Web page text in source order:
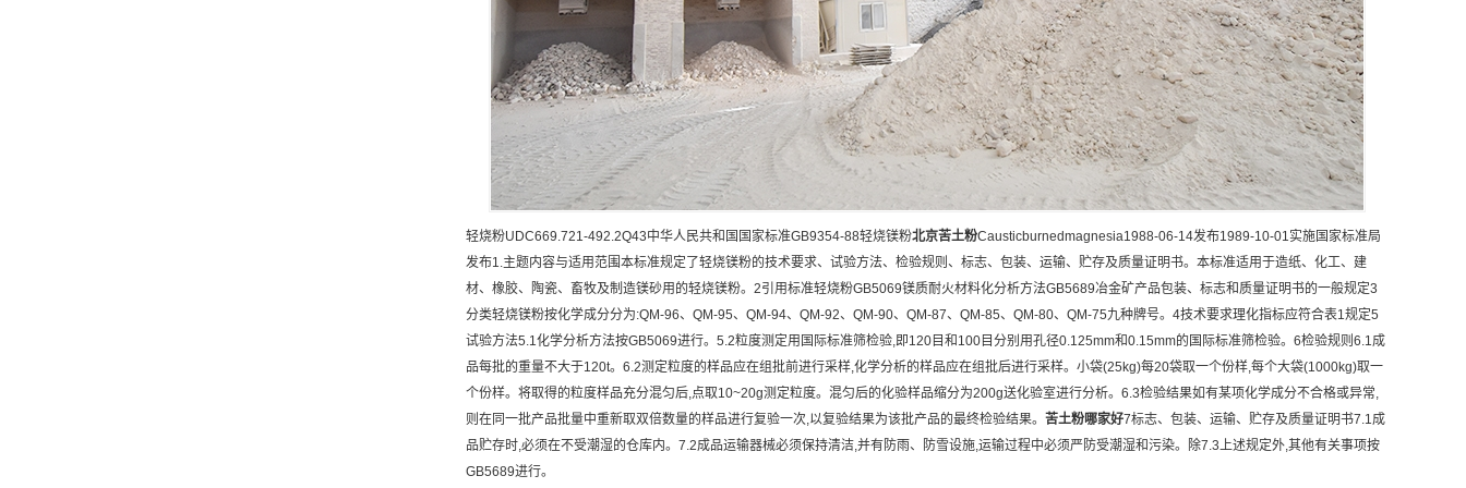
轻烧粉UDC669.721-492.2Q43中华人民共和国国家标准GB9354-88轻烧镁粉北京苦土粉Causticburnedmagnesia1988-06-14发布1989-10-01实施国家标准局
发布1.主题内容与适用范围本标准规定了轻烧镁粉的技术要求、试验方法、检验规则、标志、包装、运输、贮存及质量证明书。本标准适用于造纸、化工、建
材、橡胶、陶瓷、畜牧及制造镁砂用的轻烧镁粉。2引用标准轻烧粉GB5069镁质耐火材料化分析方法GB5689冶金矿产品包装、标志和质量证明书的一般规定3
分类轻烧镁粉按化学成分分为:QM-96、QM-95、QM-94、QM-92、QM-90、QM-87、QM-85、QM-80、QM-75九种牌号。4技术要求理化指标应符合表1规定5
试验方法5.1化学分析方法按GB5069进行。5.2粒度测定用国际标准筛检验,即120目和100目分别用孔径0.125mm和0.15mm的国际标准筛检验。6检验规则6.1成
品每批的重量不大于120t。6.2测定粒度的样品应在组批前进行采样,化学分析的样品应在组批后进行采样。小袋(25kg)每20袋取一个份样,每个大袋(1000kg)取一
个份样。将取得的粒度样品充分混匀后,点取10~20g测定粒度。混匀后的化验样品缩分为200g送化验室进行分析。6.3检验结果如有某项化学成分不合格或异常,
则在同一批产品批量中重新取双倍数量的样品进行复验一次,以复验结果为该批产品的最终检验结果。 苦土粉哪家好7标志、包装、运输、贮存及质量证明书7.1成
品贮存时,必须在不受潮湿的仓库内。7.2成品运输器械必须保持清洁,并有防雨、防雪设施,运输过程中必须严防受潮湿和污染。除7.3上述规定外,其他有关事项按
GB5689进行。